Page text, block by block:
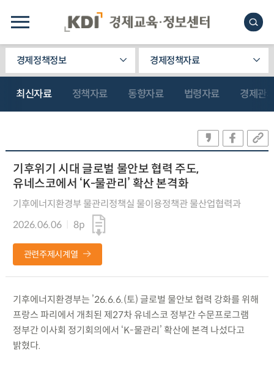
경제정책정보 경제정책자료
최신자료 정책자료 동향자료 법령자료 경제관
기후위기 시대 글로벌 물안보 협력 주도,
유네스코에서 ‘K-물관리’ 확산 본격화
기후에너지환경부 물관리정책실 물이용정책관 물산업협력과
2026.06.06
8p
관련주제시계열
기후에너지환경부는 ’26.6.6.(토) 글로벌 물안보 협력 강화를 위해
프랑스 파리에서 개최된 제27차 유네스코 정부간 수문프로그램
정부간 이사회 정기회의에서 ‘K-물관리’ 확산에 본격 나섰다고
밝혔다.